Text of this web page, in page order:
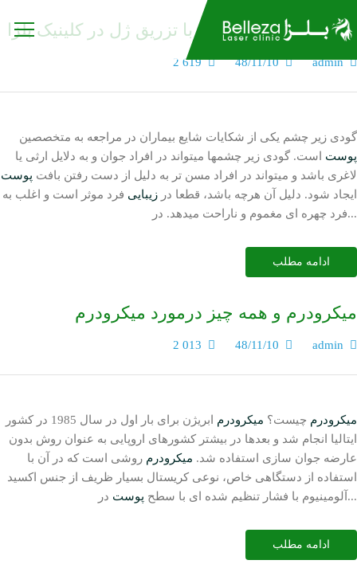
درمان گودی زیر چشم با تزریق ژل در کلینیک بلزا
admin
48/11/10
2 619
گودی زیر چشم یکی از شکایات شایع بیماران در مراجعه به متخصصین
پوست است. گودی زیر چشمها میتواند در افراد جوان و به دلایل ارثی یا
لاغری باشد و میتواند در افراد مسن تر به دلیل از دست رفتن بافت پوست
ایجاد شود. دلیل آن هرچه باشد، قطعا در زیبایی فرد موثر است و اغلب به
فرد چهره ای مغموم و ناراحت میدهد. در...
ادامه مطلب
میکرودرم و همه چیز درمورد میکرودرم
admin
48/11/10
2 013
میکرودرم چیست؟ میکرودرم
ابریژن برای بار اول در سال 1985 در کشور
ایتالیا انجام شد و بعدها در بیشتر کشورهای اروپایی به عنوان روش بدون
عارضه جوان سازی استفاده شد. میکرودرم روشی است که در آن با
استفاده از دستگاهی خاص، نوعی کریستال بسیار ظریف از جنس اکسید
آلومینیوم با فشار تنظیم شده ای با سطح پوست در...
ادامه مطلب